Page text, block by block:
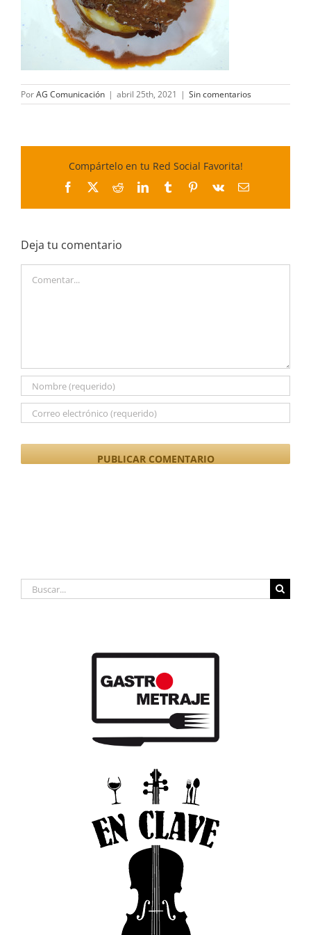
PorAG Comunicación | abril 25th, 2021 | Sin comentarios
Compártelo en tu Red Social Favorita!
Facebook
X RedditLinkedInTumblrPinterest
Vk
Correo
Deja tu comentario
Buscar: